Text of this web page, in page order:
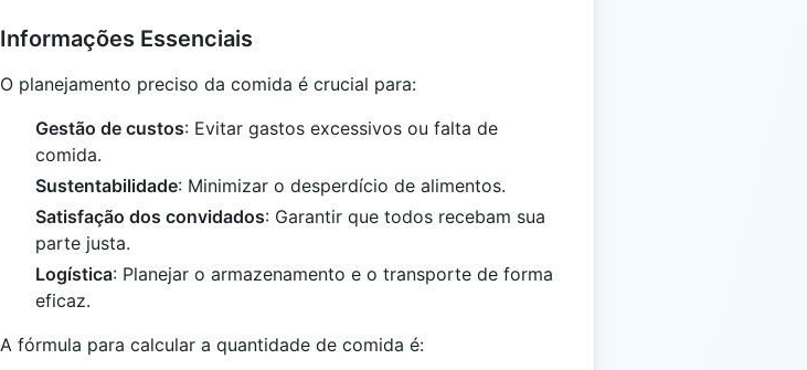
Informações Essenciais
O planejamento preciso da comida é crucial para:
Gestão de custos: Evitar gastos excessivos ou falta de
comida.
Sustentabilidade: Minimizar o desperdício de alimentos.
Satisfação dos convidados: Garantir que todos recebam sua
parte justa.
Logística: Planejar o armazenamento e o transporte de forma
eficaz.
A fórmula para calcular a quantidade de comida é: